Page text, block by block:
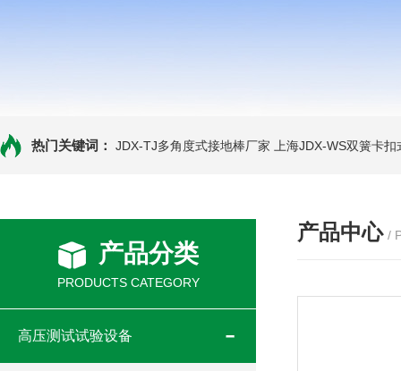
热门关键词： JDX-TJ多角度式接地棒厂家 上海JDX-WS双簧卡
产品分类
PRODUCTS CATEGORY
高压测试试验设备
产品中心 /